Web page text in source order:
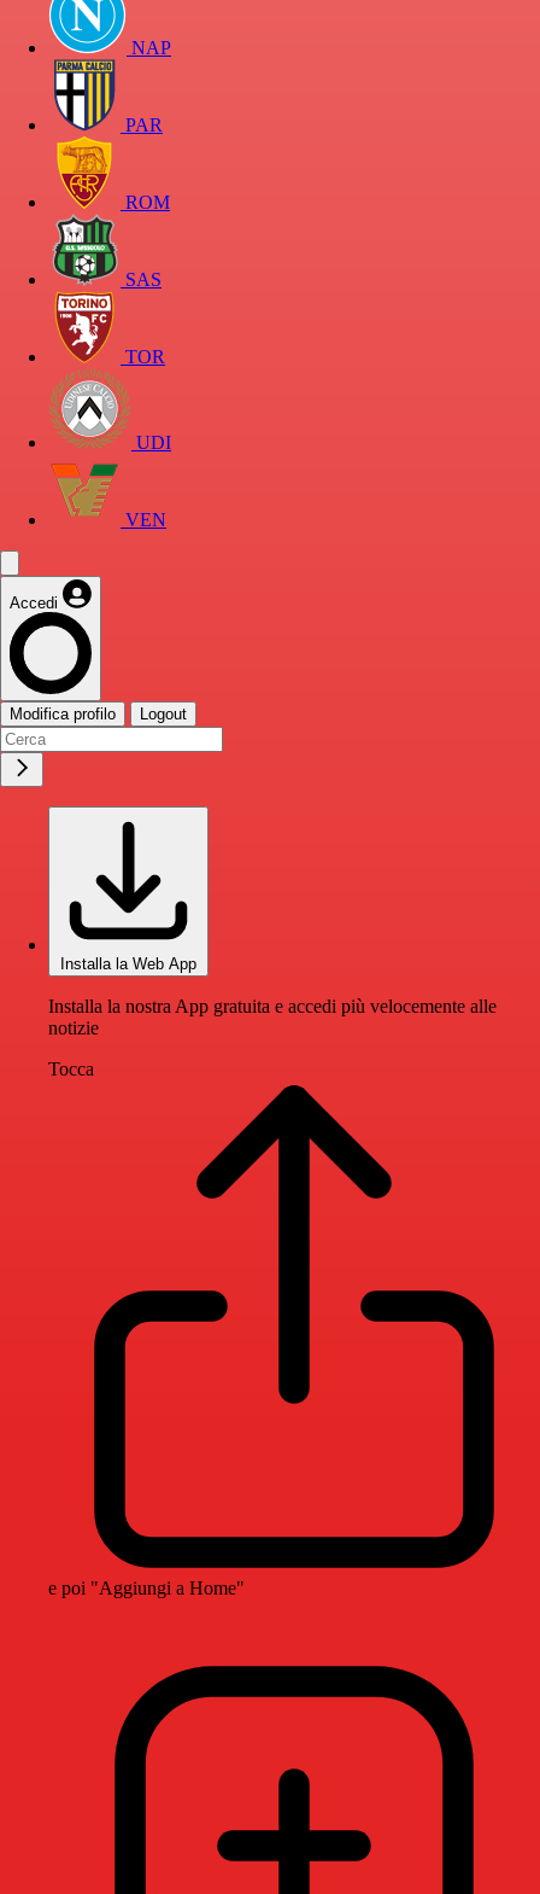
NAP
PAR
ROM
SAS
TOR
UDI
VEN
Accedi
Modifica profilo Logout
Installa la Web App
Installa la nostra App gratuita e accedi più velocemente alle
notizie
Tocca
e poi "Aggiungi a Home"